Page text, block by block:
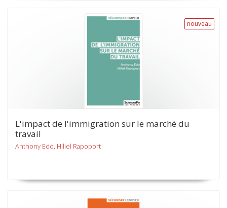
nouveau
L'impact de l'immigration sur le marché du
travail
Anthony Edo, Hillel Rapoport